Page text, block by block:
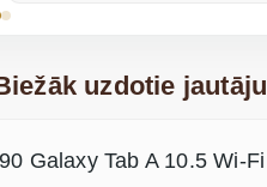
uzdotie
Galaxy Tab A 10.5 Wi-